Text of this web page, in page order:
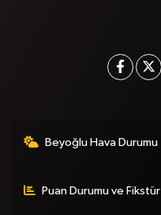
Beyoğlu Hava Durumu
Puan Durumu ve Fikstür